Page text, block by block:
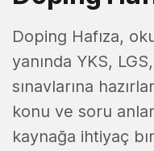
Doping Hafıza,
yanında YKS,
sınavlarına
konu ve soru
kaynağa ihtiyaç